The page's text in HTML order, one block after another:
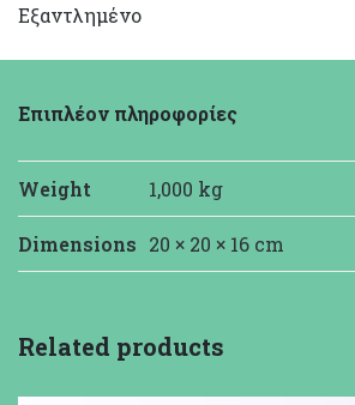
Εξαντλημένο
Επιπλέον πληροφορίες
Weight 1,000 kg
Dimensions 20 × 20 × 16 cm
Related products